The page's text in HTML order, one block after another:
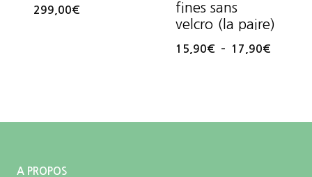
299,00€
fines sans
velcro (la paire)
15,90€ – 17,90€
A PROPOS